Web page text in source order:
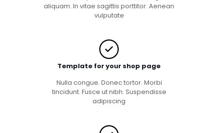
aliquam. In vitae sagittis porttitor. Aenean
vulputate
Template for your shop page
Nulla congue. Donec tortor. Morbi
tincidunt. Fusce ut nibh. Suspendisse
adipiscing